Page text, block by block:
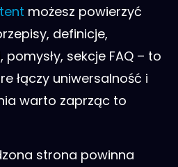
możesz powierzyć
definicje,
sekcje FAQ – to
łączy uniwersalność i
warto zaprząc to
strona powinna